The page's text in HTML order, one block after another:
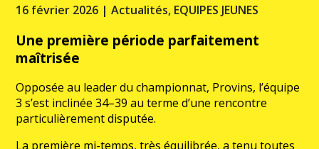
16 février 2026 |Actualités, EQUIPES JEUNES
Une première période parfaitement
maîtrisée
Opposée au leader du championnat, Provins, l’équipe
3 s’est inclinée 34–39 au terme d’une rencontre
particulièrement disputée.
La première mi-temps, très équilibrée, a tenu toutes